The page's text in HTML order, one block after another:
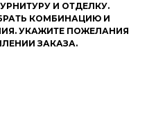
И ОТДЕЛКУ.
КОМБИНАЦИЮ И
УКАЖИТЕ ПОЖЕЛАНИЯ
ЗАКАЗА.